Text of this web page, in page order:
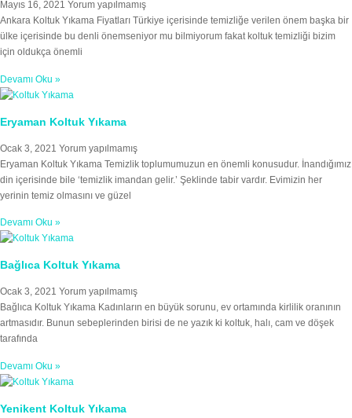
Mayıs 16, 2021 Yorum yapılmamış
Ankara Koltuk Yıkama Fiyatları Türkiye içerisinde temizliğe verilen önem başka bir
ülke içerisinde bu denli önemseniyor mu bilmiyorum fakat koltuk temizliği bizim
için oldukça önemli
Devamı Oku »
Eryaman Koltuk Yıkama
Ocak 3, 2021 Yorum yapılmamış
Eryaman Koltuk Yıkama Temizlik toplumumuzun en önemli konusudur. İnandığımız
din içerisinde bile ‘temizlik imandan gelir.’ Şeklinde tabir vardır. Evimizin her
yerinin temiz olmasını ve güzel
Devamı Oku »
Bağlıca Koltuk Yıkama
Ocak 3, 2021 Yorum yapılmamış
Bağlıca Koltuk Yıkama Kadınların en büyük sorunu, ev ortamında kirlilik oranının
artmasıdır. Bunun sebeplerinden birisi de ne yazık ki koltuk, halı, cam ve döşek
tarafında
Devamı Oku »
Yenikent Koltuk Yıkama